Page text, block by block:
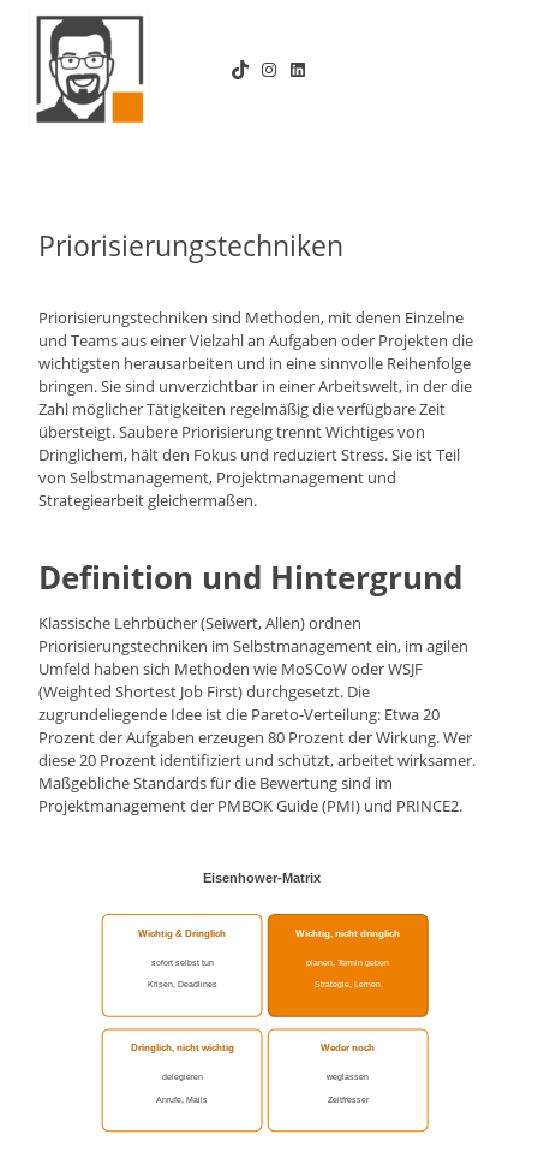
Zum
Inhalt
springen
TikTokInstagram
LinkedIn
Priorisierungstechniken
Priorisierungstechniken sind Methoden, mit denen Einzelne
und Teams aus einer Vielzahl an Aufgaben oder Projekten die
wichtigsten herausarbeiten und in eine sinnvolle Reihenfolge
bringen. Sie sind unverzichtbar in einer Arbeitswelt, in der die
Zahl möglicher Tätigkeiten regelmäßig die verfügbare Zeit
übersteigt. Saubere Priorisierung trennt Wichtiges von
Dringlichem, hält den Fokus und reduziert Stress. Sie ist Teil
von Selbstmanagement, Projektmanagement und
Strategiearbeit gleichermaßen.
Definition und Hintergrund
Klassische Lehrbücher (Seiwert, Allen) ordnen
Priorisierungstechniken im Selbstmanagement ein, im agilen
Umfeld haben sich Methoden wie MoSCoW oder WSJF
(Weighted Shortest Job First) durchgesetzt. Die
zugrundeliegende Idee ist die Pareto-Verteilung: Etwa 20
Prozent der Aufgaben erzeugen 80 Prozent der Wirkung. Wer
diese 20 Prozent identifiziert und schützt, arbeitet wirksamer.
Maßgebliche Standards für die Bewertung sind im
Projektmanagement der PMBOK Guide (PMI) und PRINCE2.
Eisenhower-Matrix
Wichtig & Dringlich
sofort selbst tun
Krisen, Deadlines
Wichtig, nicht dringlich
planen, Termin geben
Strategie, Lernen
Dringlich, nicht wichtig
delegieren
Anrufe, Mails
Weder noch
weglassen
Zeitfresser